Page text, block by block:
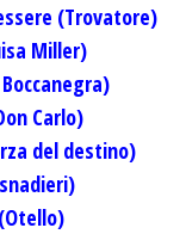
(Trovatore)
Miller)
Carlo)
del destino)